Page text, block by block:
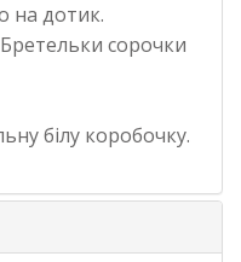
на дотик.
сорочки
білу коробочку.